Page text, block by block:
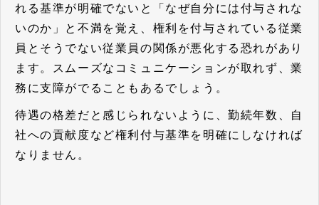
れる基準が明確でないと「なぜ自分には付与されな
いのか」と不満を覚え、権利を付与されている従業
員とそうでない従業員の関係が悪化する恐れがあり
ます。スムーズなコミュニケーションが取れず、業
務に支障がでることもあるでしょう。
待遇の格差だと感じられないように、勤続年数、自
社への貢献度など権利付与基準を明確にしなければ
なりません。